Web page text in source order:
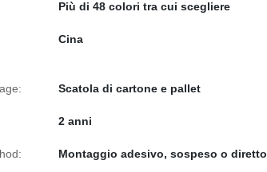
Più di 48 colori tra cui scegliere
Cina
Scatola di cartone e pallet
2 anni
Montaggio adesivo, sospeso o diretto